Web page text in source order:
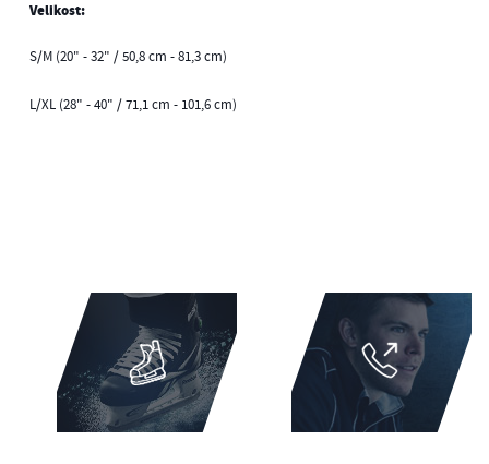
Velikost:
S/M (20" - 32" / 50,8 cm - 81,3 cm)
L/XL (28" - 40" / 71,1 cm - 101,6 cm)